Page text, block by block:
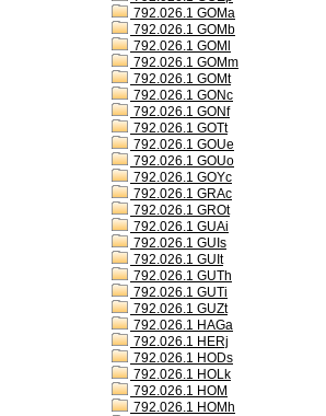
792.026.1 GOMa
792.026.1 GOMb
792.026.1 GOMl
792.026.1 GOMm
792.026.1 GOMt
792.026.1 GONc
792.026.1 GONf
792.026.1 GOTt
792.026.1 GOUe
792.026.1 GOUo
792.026.1 GOYc
792.026.1 GRAc
792.026.1 GROt
792.026.1 GUAi
792.026.1 GUIs
792.026.1 GUIt
792.026.1 GUTh
792.026.1 GUTi
792.026.1 GUZt
792.026.1 HAGa
792.026.1 HERj
792.026.1 HODs
792.026.1 HOLk
792.026.1 HOM
792.026.1 HOMh